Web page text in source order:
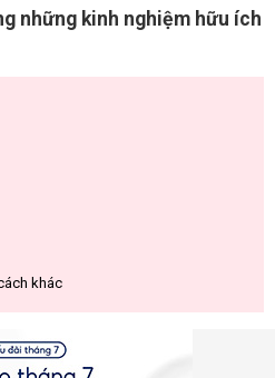
những kinh nghiệm hữu ích
khác